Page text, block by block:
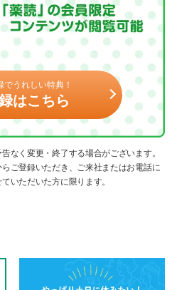
でうれしい特典！
はこちら
なく変更・終了する場合がございます。
ご登録いただき、ご来社またはお電話に
いただいた方に限ります。